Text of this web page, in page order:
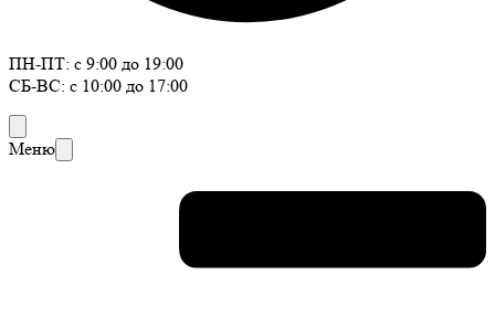
ПН-ПТ: с 9:00 до 19:00
СБ-ВС: с 10:00 до 17:00
Меню